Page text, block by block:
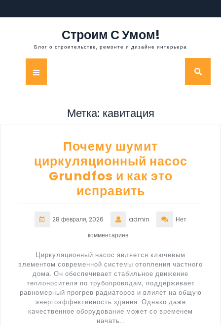
к
Строим С Умом!
Блог о строительстве, ремонте и дизайне интерьера
Кнопка
Метка: кавитация
Почему шумит
циркуляционный насос
Grundfos и как это
исправить
28 февраля, 2026 admin
Нет
комментариев
Циркуляционный насос является ключевым
элементом современной системы отопления частного
дома. Он обеспечивает стабильное движение
теплоносителя по трубопроводам, поддерживает
равномерный прогрев радиаторов и влияет на общую
энергоэффективность здания. Однако даже
качественное оборудование может со временем
начать…